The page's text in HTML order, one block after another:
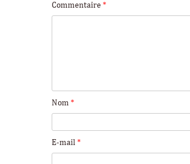
Commentaire *
Nom *
E-mail *